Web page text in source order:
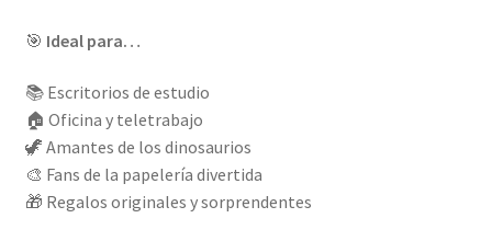
🎯 Ideal para…
📚 Escritorios de estudio
🏠 Oficina y teletrabajo
🦖 Amantes de los dinosaurios
🎨 Fans de la papelería divertida
🎁 Regalos originales y sorprendentes